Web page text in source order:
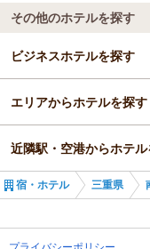
その他のホテルを探す
ビジネスホテルを探す
三重県
南鳥羽
エリアからホテルを探す
三重県
南鳥羽
近隣駅・空港からホテ
松尾駅
宿・ホテル 三重県